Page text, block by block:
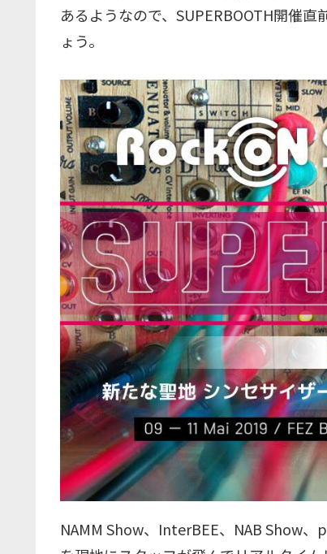
あるようなので、SUPERBOOTH開催
ょう。
NAMM Show、InterBEE、NAB Show